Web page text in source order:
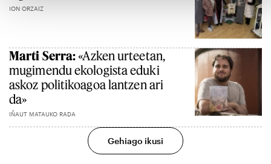
ION ORZAIZ
Marti Serra:«Azken urteetan,
mugimendu ekologista eduki
askoz politikoagoa lantzen ari
da»
IÑAUT MATAUKO RADA
Gehiago ikusi